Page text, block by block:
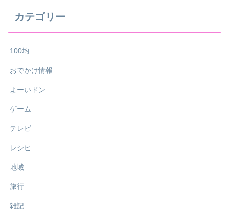
カテゴリー
100均
おでかけ情報
よーいドン
ゲーム
テレビ
レシピ
地域
旅行
雑記